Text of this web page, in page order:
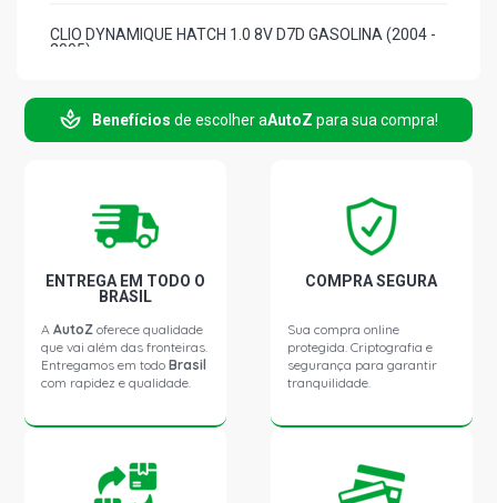
CLIO DYNAMIQUE HATCH 1.0 8V D7D GASOLINA (2004 -
2005)
CLIO EXPRESSION HATCH 1.0 8V D7D GASOLINA (2004 -
2005)
CLIO RN HATCH 1.0 8V D7D GASOLINA (2000 - 2005)
CLIO AUTHENTIQUE HATCH 1.6 16V FLEX (2005 - 2005)
CLIO CC HATCH 1.6 16V FLEX (2005 - 2005)
CLIO DYNAMIQUE HATCH 1.6 16V FLEX (2005 - 2005)
Benefícios de escolher aAutoZ para sua compra!
ENTREGA EM TODO O
BRASIL
AAutoZ oferece qualidade
que vai além das fronteiras.
Entregamos em todoBrasil
com rapidez e qualidade.
COMPRA SEGURA
Sua compra online
protegida. Criptografia e
segurança para garantir
tranquilidade.